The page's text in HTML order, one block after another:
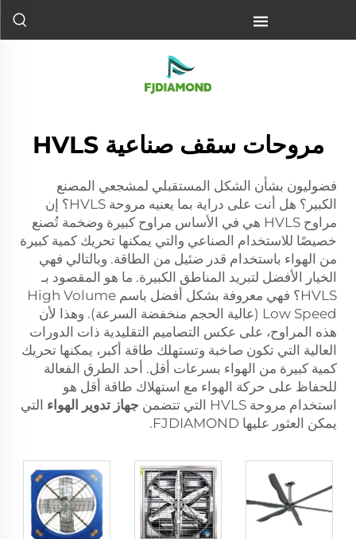
مروحات سقف صناعية HVLS
فضوليون بشأن الشكل المستقبلي لمشجعي المصنع
الكبير؟ هل أنت على دراية بما يعنيه مروحة HVLS؟ إن
مراوح HVLS هي في الأساس مراوح كبيرة وضخمة تُصنع
خصيصًا للاستخدام الصناعي والتي يمكنها تحريك كمية كبيرة
من الهواء باستخدام قدر ضئيل من الطاقة. وبالتالي فهي
الخيار الأفضل لتبريد المناطق الكبيرة. ما هو المقصود بـ
HVLS؟ فهي معروفة بشكل أفضل باسم High Volume
Low Speed (عالية الحجم منخفضة السرعة). وهذا لأن
هذه المراوح، على عكس التصاميم التقليدية ذات الدورات
العالية التي تكون صاخبة وتستهلك طاقة أكبر، يمكنها تحريك
كمية كبيرة من الهواء بسرعات أقل. أحد الطرق الفعالة
للحفاظ على حركة الهواء مع استهلاك طاقة أقل هو
استخدام مروحة HVLS التي تتضمن
جهاز تدوير الهواء التي
يمكن العثور عليها FJDIAMOND.